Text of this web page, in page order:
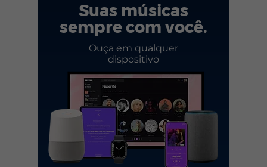
Suas músicas
sempre com você.
Ouça em qualquer
dispositivo